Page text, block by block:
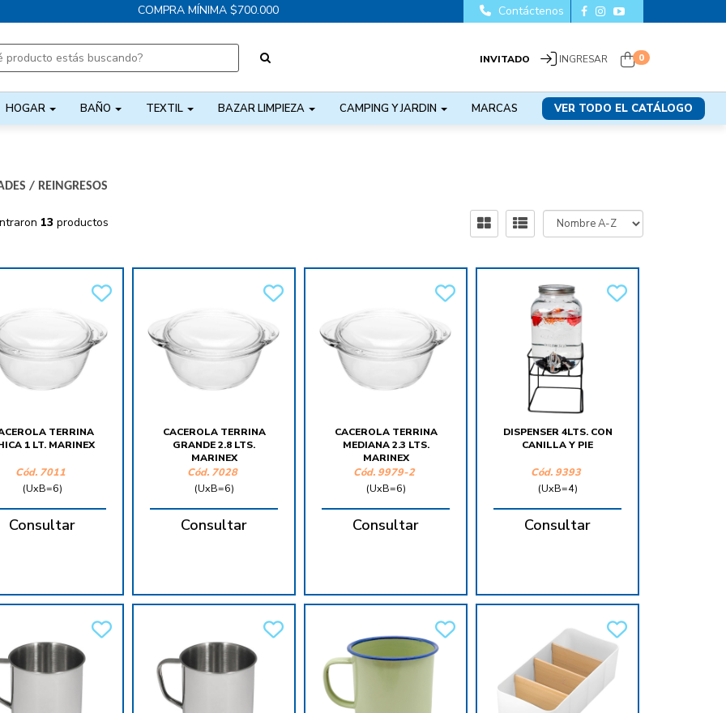
COMPRA MÍNIMA $700.000
INVITADO INGRESAR 0
HOGAR BAÑO TEXTIL BAZAR LIMPIEZA CAMPING Y JARDIN MARCAS VER TODO EL CATÁLOGO
Contáctenos
/ REINGRESOS
13 productos
TERRINA
1 LT. MARINEX
Cód. 7011
(UxB=6)
Consultar
CACEROLA TERRINA
GRANDE 2.8 LTS.
MARINEX
Cód. 7028
(UxB=6)
Consultar
CACEROLA TERRINA
MEDIANA 2.3 LTS.
MARINEX
Cód. 9979-2
(UxB=6)
Consultar
DISPENSER 4LTS. CON
CANILLA Y PIE
Cód. 9393
(UxB=4)
Consultar